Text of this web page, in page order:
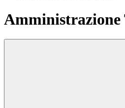
Amministrazione